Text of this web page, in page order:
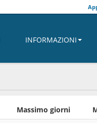
INFORMAZIONI
Massimo giorni